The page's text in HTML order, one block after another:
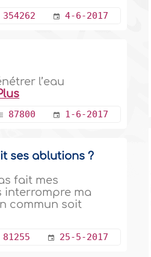
354262 4-6-2017
l’eau
87800 1-6-2017
ses ablutions ?
fait mes
interrompre ma
commun soit
81255 25-5-2017